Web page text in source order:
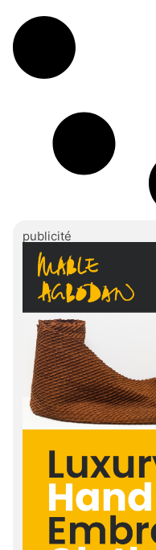
publicité